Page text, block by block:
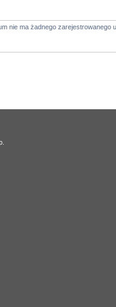
nie ma żadnego zarejestrowanego